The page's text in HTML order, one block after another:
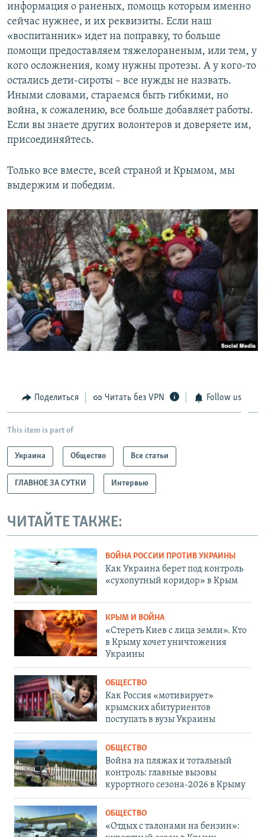
информация о раненых, помощь которым именно
сейчас нужнее, и их реквизиты. Если наш
«воспитанник» идет на поправку, то больше
помощи предоставляем тяжелораненым, или тем, у
кого осложнения, кому нужны протезы. А у кого-то
остались дети-сироты – все нужды не назвать.
Иными словами, стараемся быть гибкими, но
война, к сожалению, все больше добавляет работы.
Если вы знаете других волонтеров и доверяете им,
присоединяйтесь.
Только все вместе, всей страной и Крымом, мы
выдержим и победим.
Поделиться Читать без VPN Follow us
This item is part of
Украина Общество Все статьи
ГЛАВНОЕ ЗА СУТКИ Интервью
ЧИТАЙТЕ ТАКЖЕ:
ВОЙНА РОССИИ ПРОТИВ УКРАИНЫ
Как Украина берет под контроль
«сухопутный коридор» в Крым
КРЫМ И ВОЙНА
«Стереть Киев с лица земли». Кто
в Крыму хочет уничтожения
Украины
ОБЩЕСТВО
Как Россия «мотивирует»
крымских абитуриентов
поступать в вузы Украины
ОБЩЕСТВО
Война на пляжах и тотальный
контроль: главные вызовы
курортного сезона-2026 в Крыму
ОБЩЕСТВО
«Отдых с талонами на бензин»: